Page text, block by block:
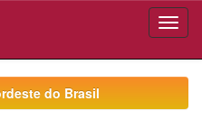
do Brasil